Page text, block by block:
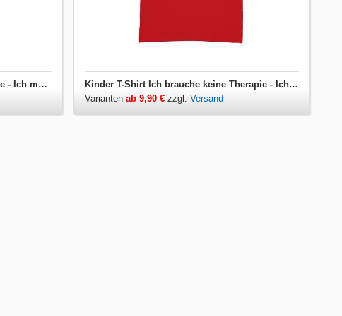
Jutebeutel Ich brauche keine Therapie - Ich muss nur nach Borkum
Kinder T-Shirt Ich brauche keine Therapie - Ich muss nur nach Borkum
Variantenab 9,90 € zzgl.Versand